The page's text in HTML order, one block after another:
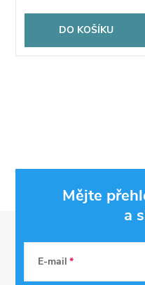
DO KOŠÍKU
a
Mějte
a
E-mail